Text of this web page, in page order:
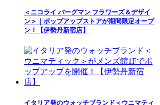
＜ニコライ バーグマン フラワーズ＆デザイ
ン＞｜ポップアップストアが期間限定オープ
ン！【伊勢丹新宿店】
イタリア発のウォッチブランド＜ウニマティ